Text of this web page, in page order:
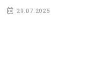
29.07.2025